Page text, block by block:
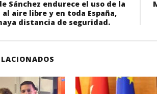
Sánchez endurece el uso de la
aire libre y en toda España,
distancia de seguridad.